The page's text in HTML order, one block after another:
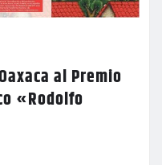
al Premio
«Rodolfo